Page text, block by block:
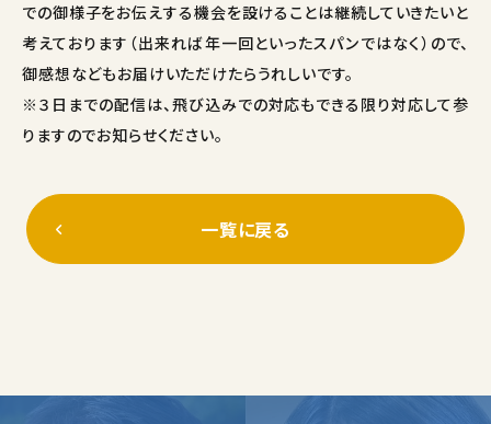
での御様子をお伝えする機会を設けることは継続していきたいと
考えております（出来れば年一回といったスパンではなく）ので、
御感想などもお届けいただけたらうれしいです。
※３日までの配信は、飛び込みでの対応もできる限り対応して参
りますのでお知らせください。
一覧に戻る